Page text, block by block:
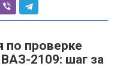
по проверке
2109: шаг за